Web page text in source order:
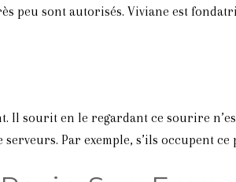
peu sont autorisés. Viviane est
Il sourit en le regardant ce sourire
Par exemple, s’ils occupent ce